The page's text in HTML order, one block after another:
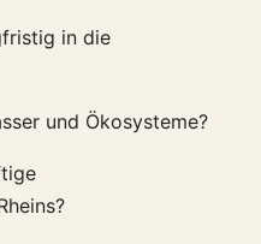
in die
und Ökosysteme?